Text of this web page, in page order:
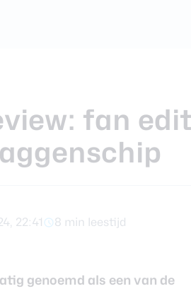
fan
22:41 8 min leestijd
genoemd als een van de